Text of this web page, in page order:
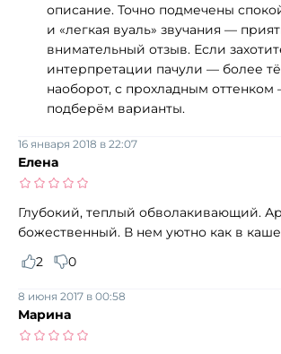
описание. Точно подмечены
и «легкая вуаль» звучания —
внимательный отзыв. Если
интерпретации пачули — более
наоборот, с прохладным
подберём варианты.
Елена
16 января 2018 в 22:07
Глубокий, теплый обволакивающий.
божественный. В нем уютно как в
2
0
Марина
8 июня 2017 в 00:58